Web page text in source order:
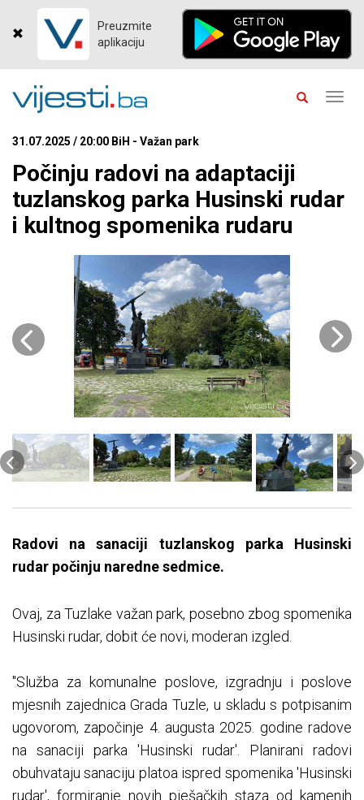
Preuzmite
aplikaciju
31.07.2025 / 20:00 BiH - Važan park
Počinju radovi na adaptaciji
tuzlanskog parka Husinski rudar
i kultnog spomenika rudaru
Radovi na sanaciji tuzlanskog parka Husinski
rudar počinju naredne sedmice.
Ovaj, za Tuzlake važan park, posebno zbog spomenika
Husinski rudar, dobit će novi, moderan izgled.
"Služba za komunalne poslove, izgradnju i poslove
mjesnih zajednica Grada Tuzle, u skladu s potpisanim
ugovorom, započinje 4. augusta 2025. godine radove
na sanaciji parka 'Husinski rudar'. Planirani radovi
obuhvataju sanaciju platoa ispred spomenika 'Husinski
rudar', formiranje novih pješačkih staza od kamenih